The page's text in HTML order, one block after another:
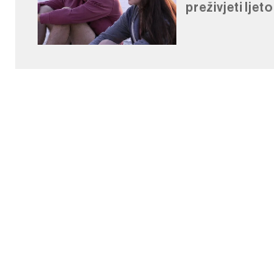
preživjeti ljeto